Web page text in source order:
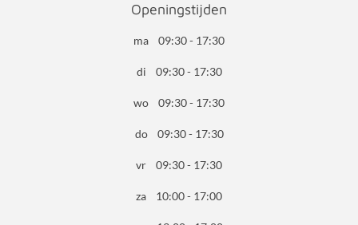
Openingstijden
ma 09:30 - 17:30
di 09:30 - 17:30
wo 09:30 - 17:30
do 09:30 - 17:30
vr 09:30 - 17:30
za 10:00 - 17:00